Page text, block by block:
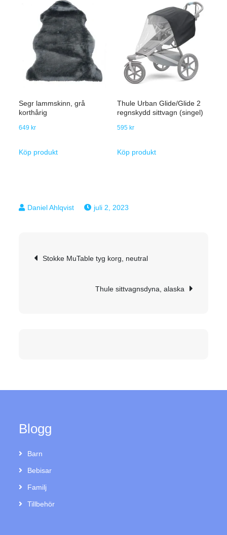
Segr lammskinn, grå
korthårig
649 kr
Köp produkt
Thule Urban Glide/Glide 2
regnskydd sittvagn (singel)
595 kr
Köp produkt
juli 2, 2023
Inläggsnavigering
Stokke MuTable tyg korg, neutral
Thule sittvagnsdyna, alaska
Blogg
Barn
Bebisar
Familj
Tillbehör